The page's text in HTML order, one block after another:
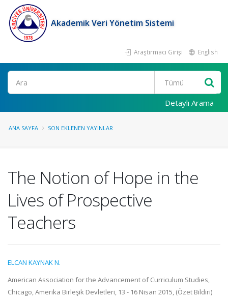
Akademik Veri Yönetim Sistemi
Araştırmacı Girişi English
Ara
Detaylı Arama
ANA SAYFA SON EKLENEN YAYINLAR
The Notion of Hope in the
Lives of Prospective
Teachers
ELCAN KAYNAK N.
American Association for the Advancement of Curriculum Studies,
Chicago, Amerika Birleşik Devletleri, 13 - 16 Nisan 2015, (Özet Bildiri)